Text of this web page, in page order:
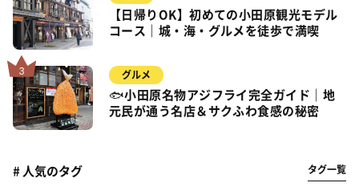
【日帰りOK】初めての小田原観光モデル
コース｜城・海・グルメを徒歩で満喫
グルメ
🐟小田原名物アジフライ完全ガイド｜地
元民が通う名店＆サクふわ食感の秘密
# 人気のタグ タグ一覧